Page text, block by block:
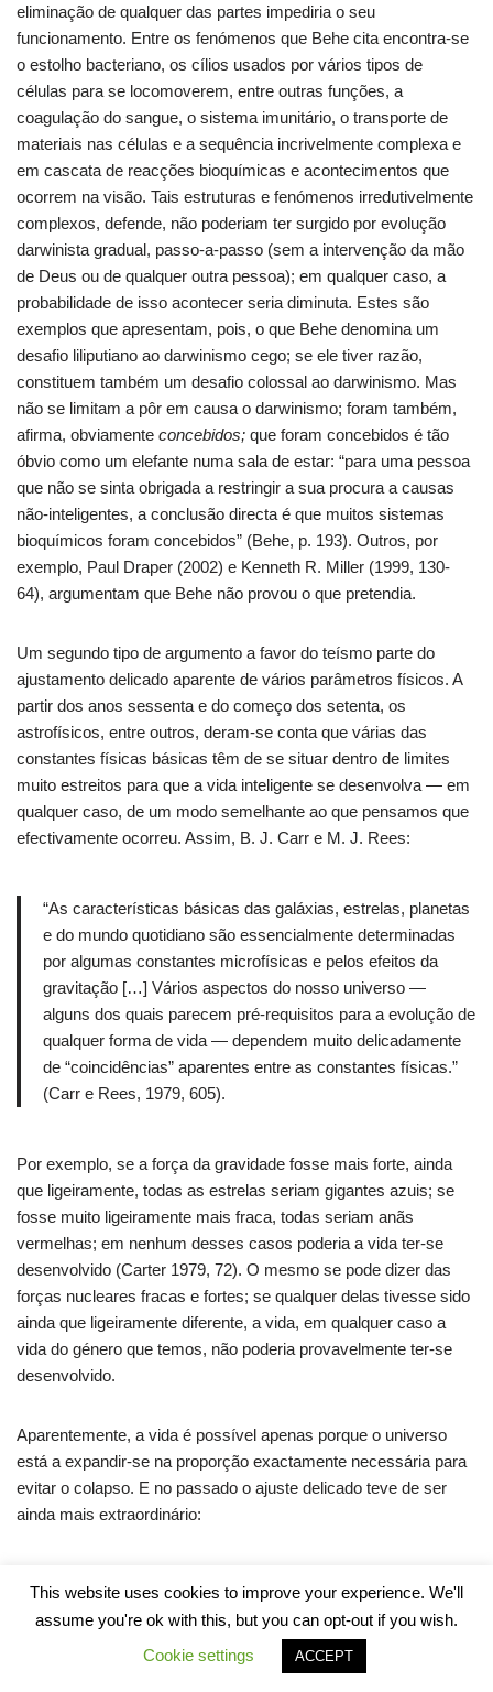
eliminação de qualquer das partes impediria o seu
funcionamento. Entre os fenómenos que Behe cita encontra-se
o estolho bacteriano, os cílios usados por vários tipos de
células para se locomoverem, entre outras funções, a
coagulação do sangue, o sistema imunitário, o transporte de
materiais nas células e a sequência incrivelmente complexa e
em cascata de reacções bioquímicas e acontecimentos que
ocorrem na visão. Tais estruturas e fenómenos irredutivelmente
complexos, defende, não poderiam ter surgido por evolução
darwinista gradual, passo-a-passo (sem a intervenção da mão
de Deus ou de qualquer outra pessoa); em qualquer caso, a
probabilidade de isso acontecer seria diminuta. Estes são
exemplos que apresentam, pois, o que Behe denomina um
desafio liliputiano ao darwinismo cego; se ele tiver razão,
constituem também um desafio colossal ao darwinismo. Mas
não se limitam a pôr em causa o darwinismo; foram também,
afirma, obviamente concebidos; que foram concebidos é tão
óbvio como um elefante numa sala de estar: “para uma pessoa
que não se sinta obrigada a restringir a sua procura a causas
não-inteligentes, a conclusão directa é que muitos sistemas
bioquímicos foram concebidos” (Behe, p. 193). Outros, por
exemplo, Paul Draper (2002) e Kenneth R. Miller (1999, 130-
64), argumentam que Behe não provou o que pretendia.
Um segundo tipo de argumento a favor do teísmo parte do
ajustamento delicado aparente de vários parâmetros físicos. A
partir dos anos sessenta e do começo dos setenta, os
astrofísicos, entre outros, deram-se conta que várias das
constantes físicas básicas têm de se situar dentro de limites
muito estreitos para que a vida inteligente se desenvolva — em
qualquer caso, de um modo semelhante ao que pensamos que
efectivamente ocorreu. Assim, B. J. Carr e M. J. Rees:
“As características básicas das galáxias, estrelas, planetas
e do mundo quotidiano são essencialmente determinadas
por algumas constantes microfísicas e pelos efeitos da
gravitação […] Vários aspectos do nosso universo —
alguns dos quais parecem pré-requisitos para a evolução de
qualquer forma de vida — dependem muito delicadamente
de “coincidências” aparentes entre as constantes físicas.”
(Carr e Rees, 1979, 605).
Por exemplo, se a força da gravidade fosse mais forte, ainda
que ligeiramente, todas as estrelas seriam gigantes azuis; se
fosse muito ligeiramente mais fraca, todas seriam anãs
vermelhas; em nenhum desses casos poderia a vida ter-se
desenvolvido (Carter 1979, 72). O mesmo se pode dizer das
forças nucleares fracas e fortes; se qualquer delas tivesse sido
ainda que ligeiramente diferente, a vida, em qualquer caso a
vida do género que temos, não poderia provavelmente ter-se
desenvolvido.
Aparentemente, a vida é possível apenas porque o universo
está a expandir-se na proporção exactamente necessária para
evitar o colapso. E no passado o ajuste delicado teve de ser
ainda mais extraordinário:
“[…] sabemos que teve de ter havido um equilíbrio muito
delicado entre os efeitos contrários da expansão explosiva e
da contracção gravitacional que, na época mais recuada
sobre a qual podemos sequer fingir falar (denominada
This website uses cookies to improve your experience. We'll
assume you're ok with this, but you can opt-out if you wish.
Cookie settings
ACCEPT